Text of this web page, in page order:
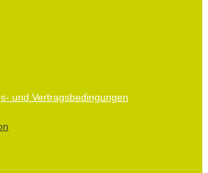
und Vertragsbedingungen